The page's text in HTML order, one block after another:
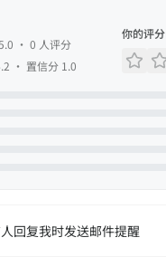
· 0 人评分
· 置信分 1.0
你的评分
回复我时发送邮件提醒